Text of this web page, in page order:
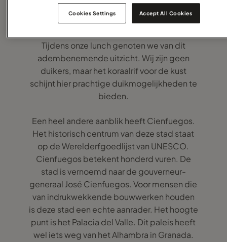
We parkeerden de auto en liepen het strand
op waar we één van de mooiste plekjes van
Tijdens onze lunch genoten we van dit
adembenemende uitzicht. Wij zijn geen
duikers, maar het koraalrif voor de kust
schijnt hier prachtige duikmogelijkheden te
bieden.
Een heel andere aanblik heeft Cienfuegos.
Het historisch centrum van deze stad staat
op de Werelderfgoedlijst van UNESCO.
Cienfuegos betekent honderd vuren. De
stad is vernoemd naar de gouverneur-
generaal José Cienfuegos. Voor mensen die
van indrukwekkende bouwwerken houden
is deze stad een echte aanrader. Het hoogte
punt is het Palacia del Valle. Dit paleis heeft
wel iets weg van het Alhambra in Granada.
Cookies Settings Accept All Cookies